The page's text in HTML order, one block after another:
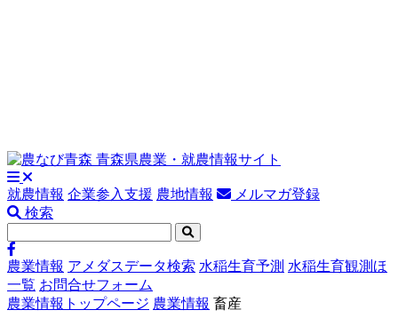
就農情報 企業参入支援 農地情報
メルマガ登録
検索
農業情報 アメダスデータ検索 水稲生育予測 水稲生育観測ほ
一覧 お問合せフォーム
農業情報トップページ 農業情報 畜産